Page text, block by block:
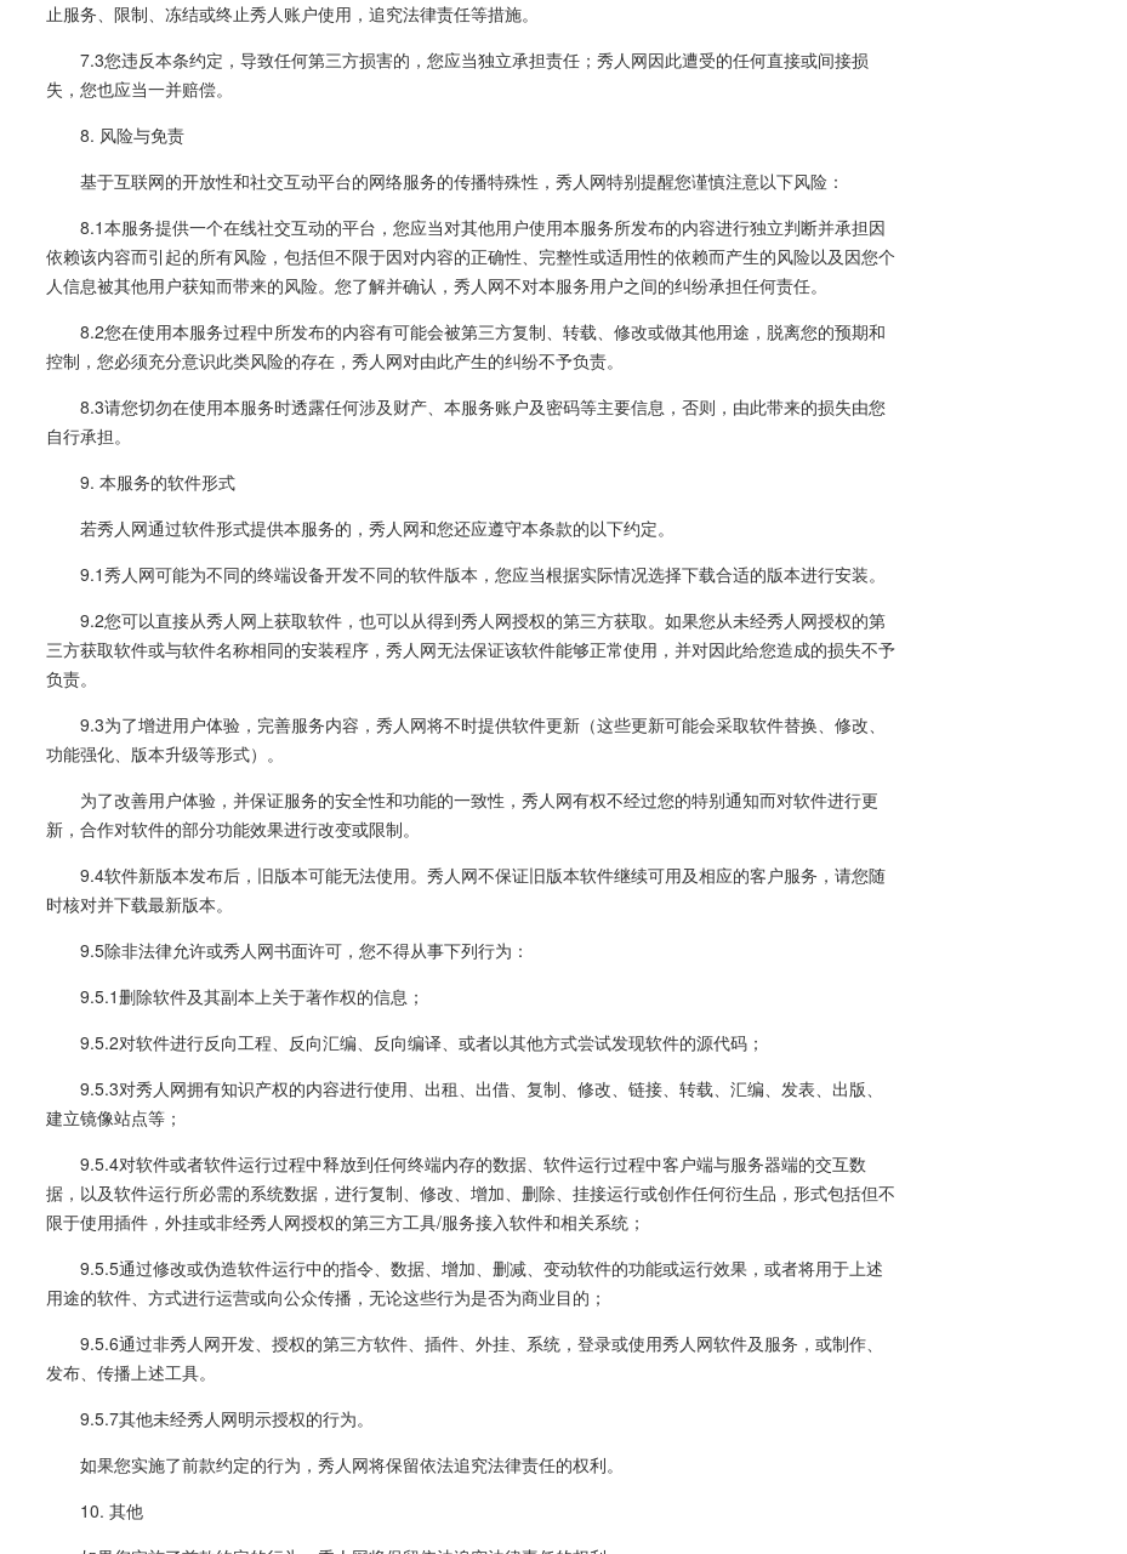
止服务、限制、冻结或终止秀人账户使用，追究法律责任等措施。
7.3您违反本条约定，导致任何第三方损害的，您应当独立承担责任；秀人网因此遭受的任何直接或间接损
失，您也应当一并赔偿。
8. 风险与免责
基于互联网的开放性和社交互动平台的网络服务的传播特殊性，秀人网特别提醒您谨慎注意以下风险：
8.1本服务提供一个在线社交互动的平台，您应当对其他用户使用本服务所发布的内容进行独立判断并承担因
依赖该内容而引起的所有风险，包括但不限于因对内容的正确性、完整性或适用性的依赖而产生的风险以及因您个
人信息被其他用户获知而带来的风险。您了解并确认，秀人网不对本服务用户之间的纠纷承担任何责任。
8.2您在使用本服务过程中所发布的内容有可能会被第三方复制、转载、修改或做其他用途，脱离您的预期和
控制，您必须充分意识此类风险的存在，秀人网对由此产生的纠纷不予负责。
8.3请您切勿在使用本服务时透露任何涉及财产、本服务账户及密码等主要信息，否则，由此带来的损失由您
自行承担。
9. 本服务的软件形式
若秀人网通过软件形式提供本服务的，秀人网和您还应遵守本条款的以下约定。
9.1秀人网可能为不同的终端设备开发不同的软件版本，您应当根据实际情况选择下载合适的版本进行安装。
9.2您可以直接从秀人网上获取软件，也可以从得到秀人网授权的第三方获取。如果您从未经秀人网授权的第
三方获取软件或与软件名称相同的安装程序，秀人网无法保证该软件能够正常使用，并对因此给您造成的损失不予
负责。
9.3为了增进用户体验，完善服务内容，秀人网将不时提供软件更新（这些更新可能会采取软件替换、修改、
功能强化、版本升级等形式）。
为了改善用户体验，并保证服务的安全性和功能的一致性，秀人网有权不经过您的特别通知而对软件进行更
新，合作对软件的部分功能效果进行改变或限制。
9.4软件新版本发布后，旧版本可能无法使用。秀人网不保证旧版本软件继续可用及相应的客户服务，请您随
时核对并下载最新版本。
9.5除非法律允许或秀人网书面许可，您不得从事下列行为：
9.5.1删除软件及其副本上关于著作权的信息；
9.5.2对软件进行反向工程、反向汇编、反向编译、或者以其他方式尝试发现软件的源代码；
9.5.3对秀人网拥有知识产权的内容进行使用、出租、出借、复制、修改、链接、转载、汇编、发表、出版、
建立镜像站点等；
9.5.4对软件或者软件运行过程中释放到任何终端内存的数据、软件运行过程中客户端与服务器端的交互数
据，以及软件运行所必需的系统数据，进行复制、修改、增加、删除、挂接运行或创作任何衍生品，形式包括但不
限于使用插件，外挂或非经秀人网授权的第三方工具/服务接入软件和相关系统；
9.5.5通过修改或伪造软件运行中的指令、数据、增加、删减、变动软件的功能或运行效果，或者将用于上述
用途的软件、方式进行运营或向公众传播，无论这些行为是否为商业目的；
9.5.6通过非秀人网开发、授权的第三方软件、插件、外挂、系统，登录或使用秀人网软件及服务，或制作、
发布、传播上述工具。
9.5.7其他未经秀人网明示授权的行为。
如果您实施了前款约定的行为，秀人网将保留依法追究法律责任的权利。
10. 其他